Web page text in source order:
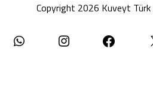
Copyright 2026 Kuveyt Türk